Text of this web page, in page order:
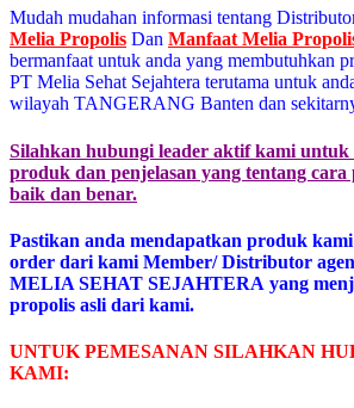
Mudah mudahan informasi tentang
Melia Propolis Dan Manfaat Melia
bermanfaat untuk anda yang membutuhkan
PT Melia Sehat Sejahtera terutama untuk
wilayah TANGERANG Banten dan
Silahkan hubungi leader aktif kami untuk
produk dan penjelasan yang tentang
baik dan benar.
Pastikan anda mendapatkan produk
order dari kami Member/ Distributor
MELIA SEHAT SEJAHTERA yang
propolis asli dari kami.
UNTUK PEMESANAN SILAHKAN
KAMI: